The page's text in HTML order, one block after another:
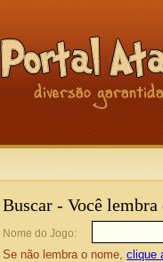
Buscar - Você
Nome do Jogo:
Se não lembra o nome, clique